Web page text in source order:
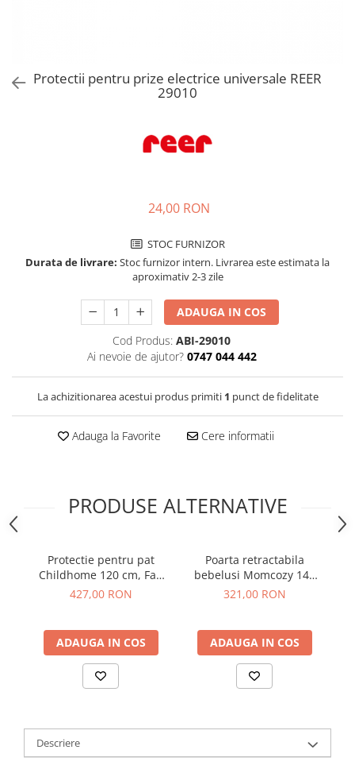
Jucarii electronice
Protectii pentru prize electrice universale REER
29010
24,00 RON
STOC FURNIZOR
Durata de livrare: Stoc furnizor intern. Livrarea este estimata la
aproximativ 2-3 zile
ADAUGA IN COS
Cod Produs: ABI-29010
Ai nevoie de ajutor? 0747 044 442
La achizitionarea acestui produs primiti 1 punct de fidelitate
Adauga la Favorite Cere informatii
PRODUSE ALTERNATIVE
Protectie pentru pat
Childhome 120 cm, Fag
Alb
427,00 RON
ADAUGA IN COS
Poarta retractabila
bebelusi Momcozy 140
cm Grey
321,00 RON
ADAUGA IN COS
Descriere